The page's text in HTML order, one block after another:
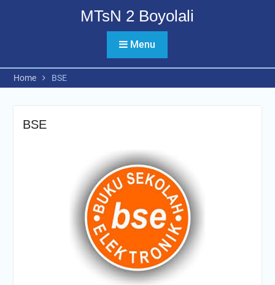
MTsN 2 Boyolali
Menu
Home BSE
BSE